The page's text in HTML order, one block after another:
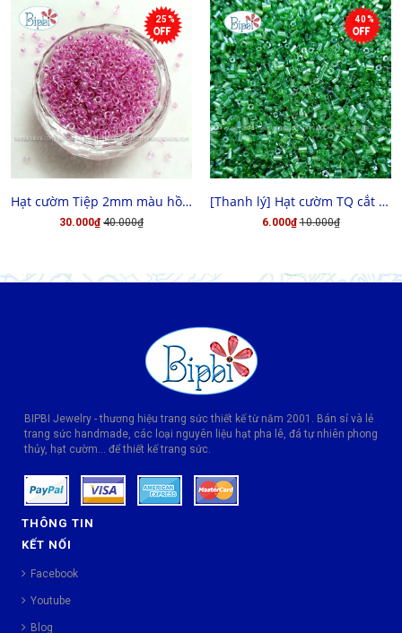
25%
MUA HÀNG Hạt cườm Tiệp 2mm màu hồng đậm xà cừ
30.000₫ 40.000₫
40%
CHỌN HÀNG [Thanh lý] Hạt cườm TQ cắt 3x3
6.000₫ 10.000₫
BIPBI Jewelry - thương hiệu trang sức thiết kế từ năm 2001. Bán sỉ và lẻ
trang sức handmade, các loại nguyên liệu hạt pha lê, đá tự nhiên phong
thủy, hạt cườm... để thiết kế trang sức.
THÔNG TIN
KẾT NỐI
Facebook
Youtube
Blog